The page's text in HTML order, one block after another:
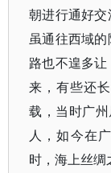
朝进行通好交
虽通往西域
路也不遑多
来，有些还
载，当时广
人，如今在
时，海上丝绸